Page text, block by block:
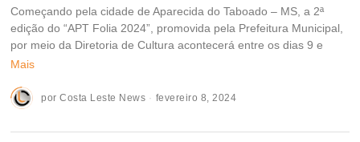
Começando pela cidade de Aparecida do Taboado – MS, a 2ª
edição do “APT Folia 2024”, promovida pela Prefeitura Municipal,
por meio da Diretoria de Cultura acontecerá entre os dias 9 e
Mais
porCosta Leste News fevereiro 8, 2024